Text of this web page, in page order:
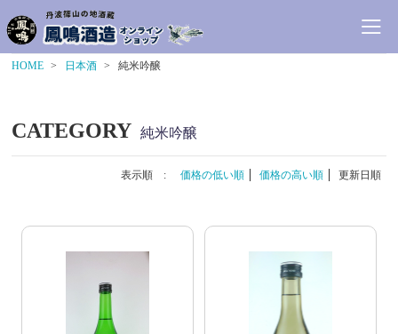
HOME 日本酒 純米吟醸
CATEGORY 純米吟醸
表示順 : 価格の低い順 価格の高い順 更新日順